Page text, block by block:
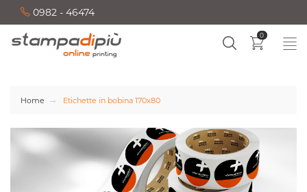
0982 - 46474
0
Home Etichette in bobina 170x80